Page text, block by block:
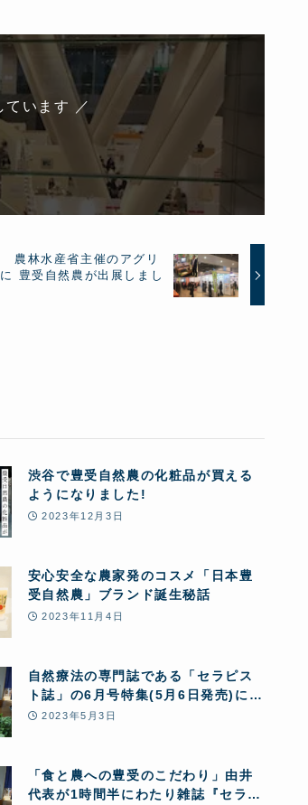
います ／
農林水産省主催のアグリ
豊受自然農が出展しまし
渋谷で豊受自然農の化粧品が買える
ようになりました!
2023年12月3日
安心安全な農家発のコスメ「日本豊
受自然農」ブランド誕生秘話
2023年11月4日
自然療法の専門誌である「セラピス
ト誌」の6月号特集(5月6日発売)に掲
載されました
2023年5月3日
「食と農への豊受のこだわり」由井
代表が1時間半にわたり雑誌『セラピ